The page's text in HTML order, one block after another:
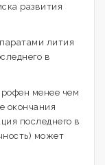
развития
лития
в
менее чем
окончания
последнего в
может